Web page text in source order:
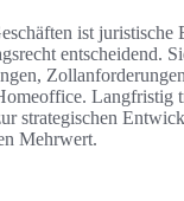
ist juristische
entscheidend.
Langfristig
strategischen
Mehrwert.